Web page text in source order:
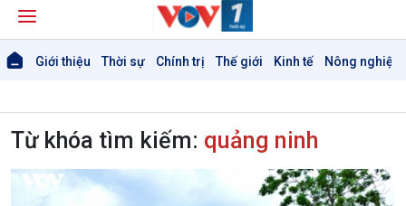
Giới thiệu Thời sự Chính trị Thế giới Kinh tế Nông nghiệp
Từ khóa tìm kiếm: quảng ninh